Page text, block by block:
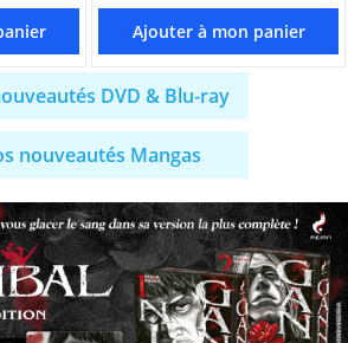
DVD & Blu-ray
nouveautés Mangas